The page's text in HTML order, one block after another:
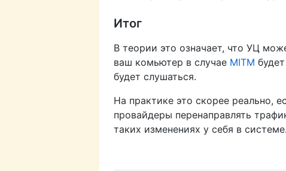
Итог
В теории это означает, что УЦ
ваш комьютер в случае MITM
будет слушаться.
На практике это скорее реально,
провайдеры перенаправлять
таких изменениях у себя в системе.